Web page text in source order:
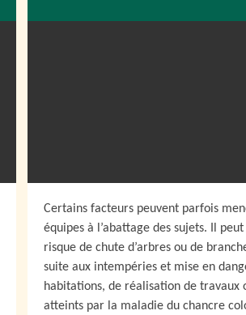
Certains facteurs peuvent parfois
équipes à l’abattage des sujets. Il peut
risque de chute d’arbres ou de
suite aux intempéries et mise en
habitations, de réalisation de travaux
atteints par la maladie du chancre